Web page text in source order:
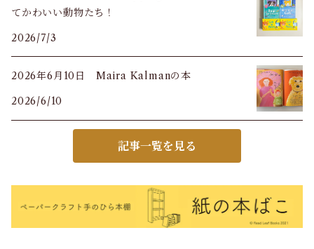
てかわいい動物たち！
2026/7/3
2026年6月10日 Maira Kalmanの本
2026/6/10
記事一覧を見る